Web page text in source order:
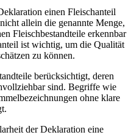
einen Fleischanteil
allein die genannte Menge,
Fleischbestandteile erkennbar
ist wichtig, um die Qualität
zu können.
berücksichtigt, deren
sind. Begriffe wie
ohne klare
der Deklaration eine